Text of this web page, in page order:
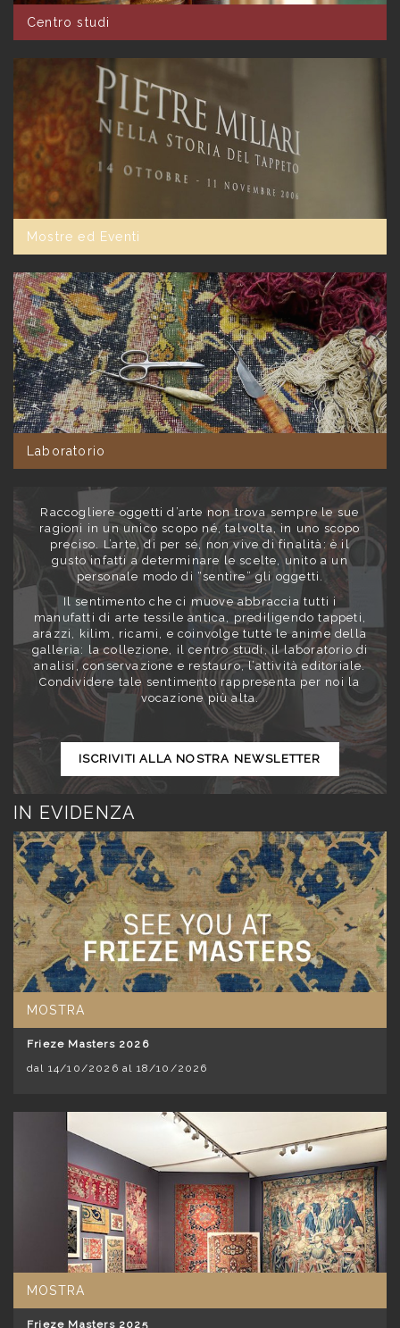
Centro studi
Mostre ed Eventi
Laboratorio
Raccogliere oggetti d’arte non trova sempre le sue
ragioni in un unico scopo né, talvolta, in uno scopo
preciso. L’arte, di per sé, non vive di finalità: è il
gusto infatti a determinare le scelte, unito a un
personale modo di “sentire” gli oggetti.
Il sentimento che ci muove abbraccia tutti i
manufatti di arte tessile antica, prediligendo tappeti,
arazzi, kilim, ricami, e coinvolge tutte le anime della
galleria: la collezione, il centro studi, il laboratorio di
analisi, conservazione e restauro, l’attività editoriale.
Condividere tale sentimento rappresenta per noi la
vocazione più alta.
ISCRIVITI ALLA NOSTRA NEWSLETTER
IN EVIDENZA
MOSTRA
Frieze Masters 2026
dal 14/10/2026 al 18/10/2026
MOSTRA
Frieze Masters 2025